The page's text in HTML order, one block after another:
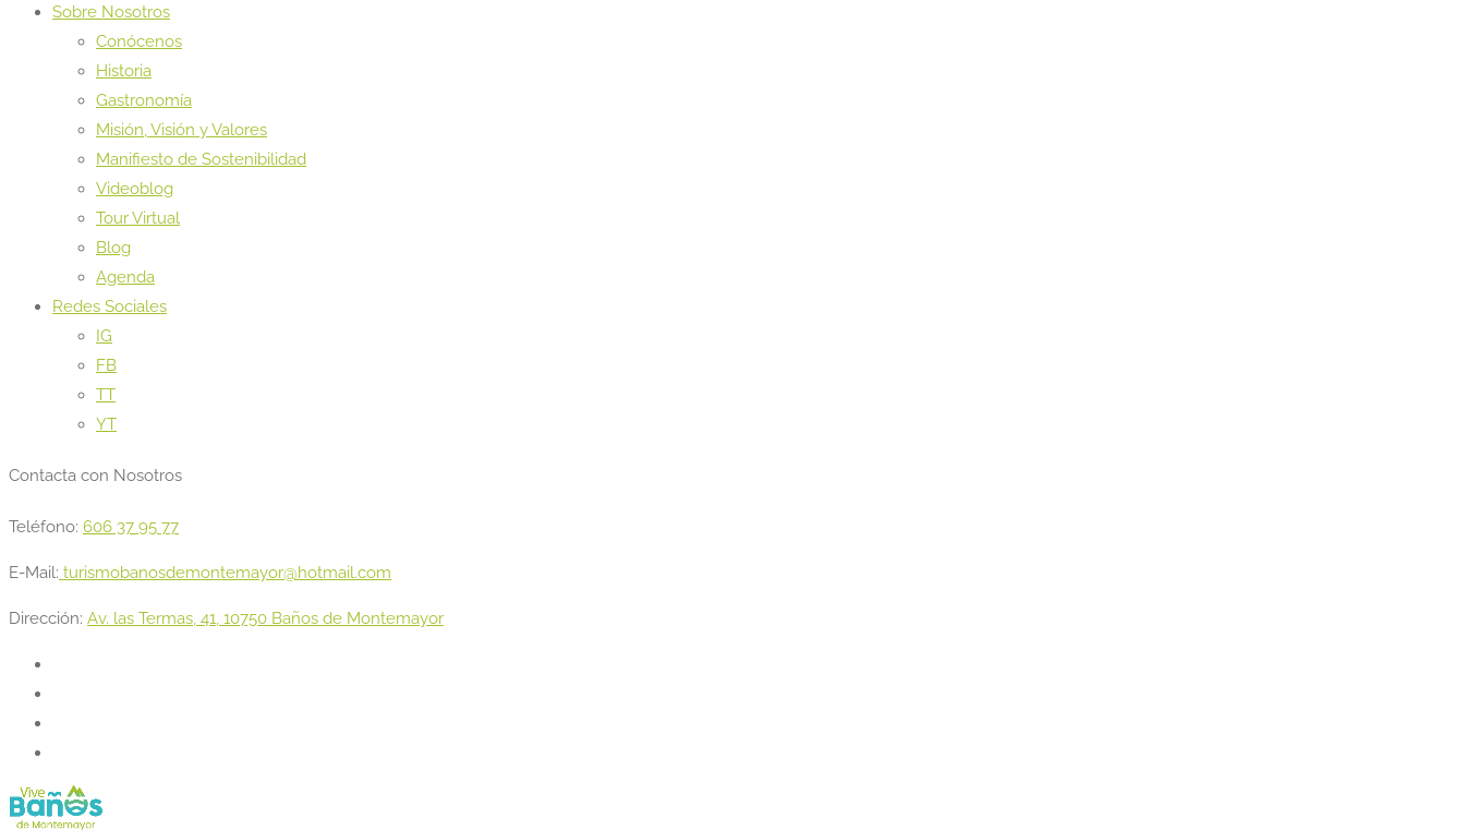
Sobre Nosotros
Conócenos
Historia
Gastronomía
Misión, Visión y Valores
Manifiesto de Sostenibilidad
Videoblog
Tour Virtual
Blog
Agenda
Redes Sociales
IG
FB
TT
YT
Contacta con Nosotros
Teléfono: 606 37 95 77
E-Mail: turismobanosdemontemayor@hotmail.com
Dirección: Av. las Termas, 41, 10750 Baños de Montemayor